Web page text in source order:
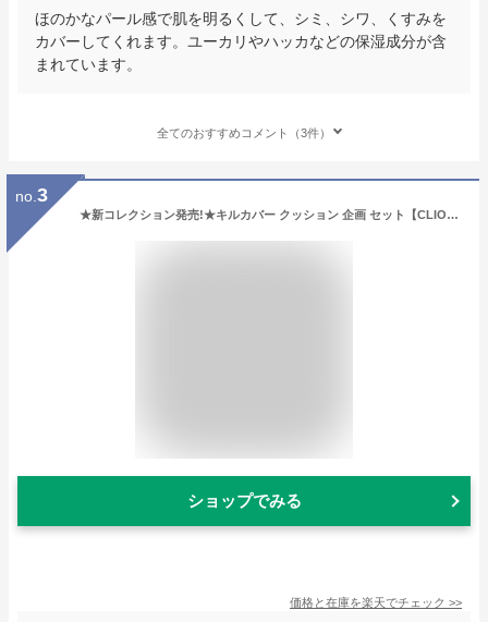
ほのかなパール感で肌を明るくして、シミ、シワ、くすみを
カバーしてくれます。ユーカリやハッカなどの保湿成分が含
まれています。
全てのおすすめコメント（3件）
no. 3
★新コレクション発売!★キルカバー クッション 企画 セット【CLIO（クリオ）公式】メイク クッションファンデ ファンデ ベース カバー力 毛穴カバー メッシュ グロウ 韓国ヘリテージ コレクション 韓国 コスメ
ショップでみる
価格と在庫を楽天でチェック >>